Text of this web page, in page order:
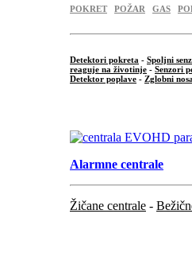
POKRET POŽAR GAS
Detektori pokreta - Spoljni
reaguje na životinje - Senzori
Detektor poplave - Zglobni
Alarmne centrale
Žičane centrale -